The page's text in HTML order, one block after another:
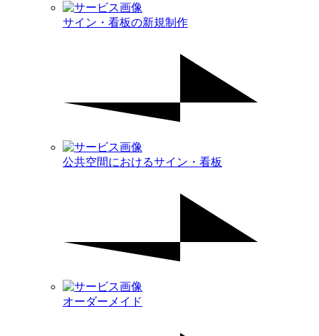
サイン・看板の新規制作
公共空間におけるサイン・看板
オーダーメイド